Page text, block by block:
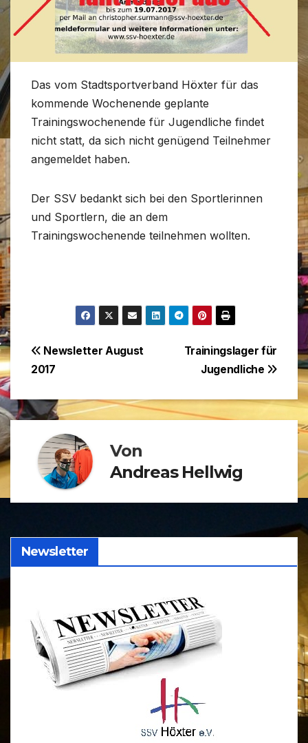
Das vom Stadtsportverband Höxter für das
kommende Wochenende geplante
Trainingswochenende für Jugendliche findet
nicht statt, da sich nicht genügend Teilnehmer
angemeldet haben.
Der SSV bedankt sich bei den Sportlerinnen
und Sportlern, die an dem
Trainingswochenende teilnehmen wollten.
BeitragsnavigationTrainingslager für
Jugendliche
Newsletter August
2017
Von
Andreas Hellwig
Newsletter